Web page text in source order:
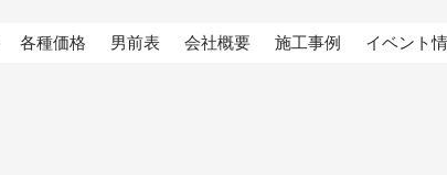
各種価格 男前表 会社概要 施工事例 イベント